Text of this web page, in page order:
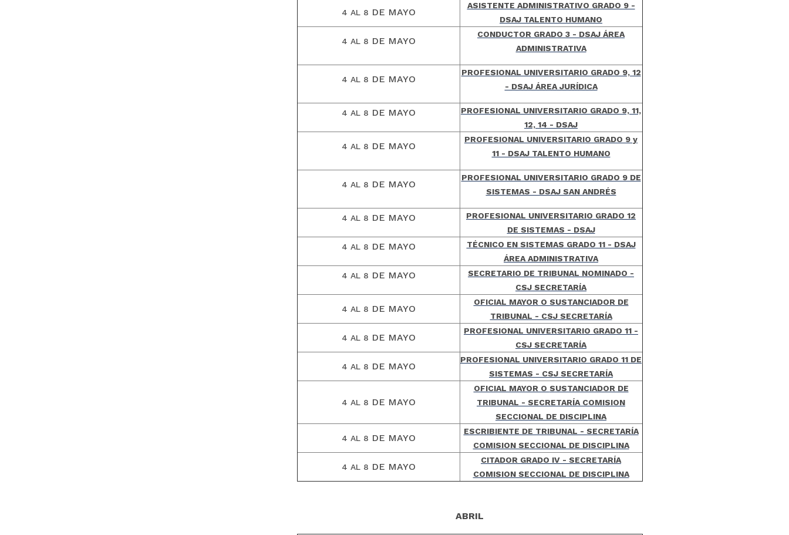
4 AL 8 DE MAYO
ASISTENTE ADMINISTRATIVO GRADO 9 -
DSAJ TALENTO HUMANO
4 AL 8 DE MAYO
CONDUCTOR GRADO 3 - DSAJ ÁREA
ADMINISTRATIVA
4 AL 8 DE MAYO
PROFESIONAL UNIVERSITARIO GRADO 9, 12
- DSAJ ÁREA JURÍDICA
4 AL 8 DE MAYO
PROFESIONAL UNIVERSITARIO GRADO 9, 11,
12, 14 - DSAJ
4 AL 8 DE MAYO
PROFESIONAL UNIVERSITARIO GRADO 9 y
11 - DSAJ TALENTO HUMANO
4 AL 8 DE MAYO
PROFESIONAL UNIVERSITARIO GRADO 9 DE
SISTEMAS - DSAJ SAN ANDRÉS
4 AL 8 DE MAYO
PROFESIONAL UNIVERSITARIO GRADO 12
DE SISTEMAS - DSAJ
4 AL 8 DE MAYO
TÉCNICO EN SISTEMAS GRADO 11 - DSAJ
ÁREA ADMINISTRATIVA
4 AL 8 DE MAYO
SECRETARIO DE TRIBUNAL NOMINADO -
CSJ SECRETARÍA
4 AL 8 DE MAYO
OFICIAL MAYOR O SUSTANCIADOR DE
TRIBUNAL - CSJ SECRETARÍA
4 AL 8 DE MAYO
PROFESIONAL UNIVERSITARIO GRADO 11 -
CSJ SECRETARÍA
4 AL 8 DE MAYO
PROFESIONAL UNIVERSITARIO GRADO 11 DE
SISTEMAS - CSJ SECRETARÍA
4 AL 8 DE MAYO
OFICIAL MAYOR O SUSTANCIADOR DE
TRIBUNAL - SECRETARÍA COMISION
SECCIONAL DE DISCIPLINA
4 AL 8 DE MAYO
ESCRIBIENTE DE TRIBUNAL - SECRETARÍA
COMISION SECCIONAL DE DISCIPLINA
4 AL 8 DE MAYO
CITADOR GRADO IV - SECRETARÍA
COMISION SECCIONAL DE DISCIPLINA
ABRIL